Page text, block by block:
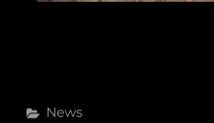
Categories
News